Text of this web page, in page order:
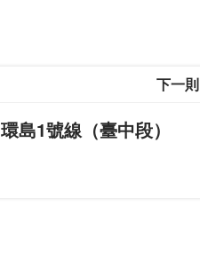
下一則
環島1號線（臺中段）